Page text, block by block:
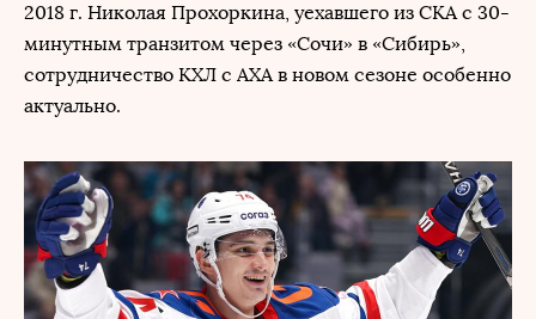
2018 г. Николая Прохоркина, уехавшего из СКА с 30-
минутным транзитом через «Сочи» в «Сибирь»,
сотрудничество КХЛ с АХА в новом сезоне особенно
актуально.